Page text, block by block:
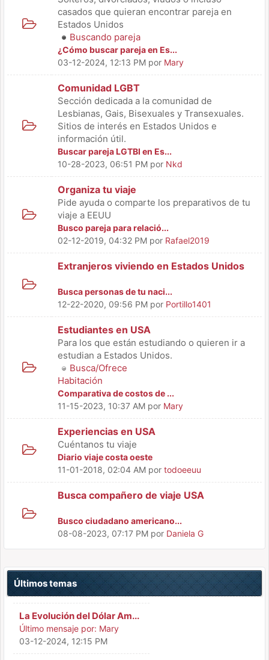
casados que quieran encontrar pareja en
Estados Unidos
Buscando pareja
¿Cómo buscar pareja en Es...
03-12-2024, 12:13 PM por Mary
Comunidad LGBT
Sección dedicada a la comunidad de
Lesbianas, Gais,​ Bisexuales y Transexuales.
Sitios de interés en Estados Unidos e
información útil.
Buscar pareja LGTBI en Es...
10-28-2023, 06:51 PM por Nkd
Organiza tu viaje
Pide ayuda o comparte los preparativos de tu
viaje a EEUU
Busco pareja para relació...
02-12-2019, 04:32 PM por Rafael2019
Extranjeros viviendo en Estados Unidos
Busca personas de tu naci...
12-22-2020, 09:56 PM por Portillo1401
Estudiantes en USA
Para los que están estudiando o quieren ir a
estudian a Estados Unidos.
Busca/Ofrece
Habitación
Comparativa de costos de ...
11-15-2023, 10:37 AM por Mary
Experiencias en USA
Cuéntanos tu viaje
Diario viaje costa oeste
11-01-2018, 02:04 AM por todoeeuu
Busca compañero de viaje USA
Busco ciudadano americano...
08-08-2023, 07:17 PM por Daniela G
Últimos temas
La Evolución del Dólar Am...
Último mensaje por: Mary
03-12-2024, 12:15 PM